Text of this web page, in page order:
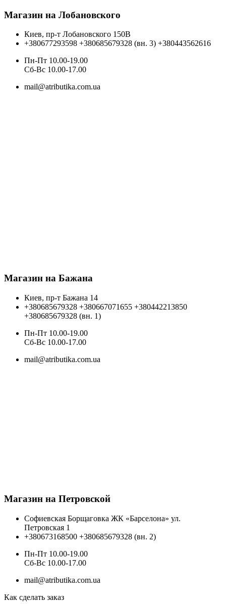
Магазин на Лобановского
Киев, пр-т Лобановского 150В
+380677293598 +380685679328 (вн. 3) +380443562616
Пн-Пт 10.00-19.00
Cб-Вс 10.00-17.00
mail@atributika.com.ua
Магазин на Бажана
Киев, пр-т Бажана 14
+380685679328 +380667071655 +380442213850
+380685679328 (вн. 1)
Пн-Пт 10.00-19.00
Cб-Вс 10.00-17.00
mail@atributika.com.ua
Магазин на Петровской
Софиевская Борщаговка ЖК «Барселона» ул.
Петровская 1
+380673168500 +380685679328 (вн. 2)
Пн-Пт 10.00-19.00
Cб-Вс 10.00-17.00
mail@atributika.com.ua
Как сделать заказ